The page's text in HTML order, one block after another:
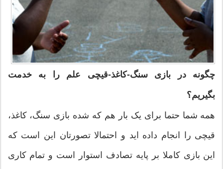
چگونه در بازی سنگ-کاغذ-قیچی علم را به خدمت
بگیریم؟
همه شما حتما برای یک بار هم که شده بازی سنگ، کاغذ،
قیچی را انجام داده اید و احتمالا تصورتان این است که
این بازی کاملا بر پایه تصادف استوار است و تمام کاری